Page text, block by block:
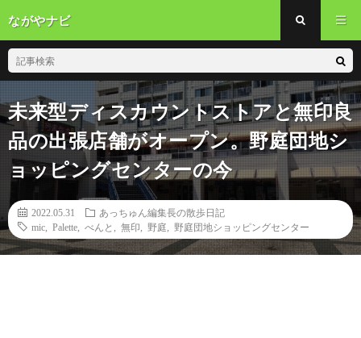
ながやナビ
未来型ディスカウントストアと無印良
品の出張店舗がオープン。野庭団地シ
ョッピングセンターの今
2022.05.31
あっちゅん編集長の散歩日記
mic
Palette べんと 無印 野庭 野庭団地ショッピングセンター